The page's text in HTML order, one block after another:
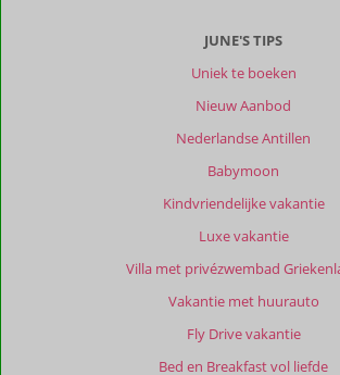
JUNE'S TIPS
Uniek te boeken
Nieuw Aanbod
Nederlandse Antillen
Babymoon
Kindvriendelijke vakantie
Luxe vakantie
Villa met privézwembad
Vakantie met huurauto
Fly Drive vakantie
Bed en Breakfast vol liefde